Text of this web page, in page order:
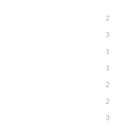
2
3
1
1
2
2
3